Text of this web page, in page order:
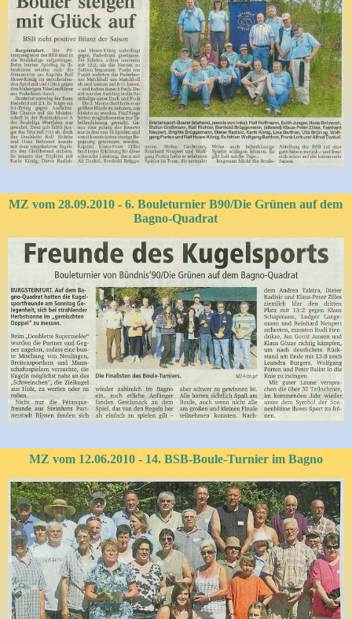
MZ vom 28.09.2010 - 6. Bouleturnier B90/Die Grünen auf dem
Bagno-Quadrat
MZ vom 12.06.2010 - 14. BSB-Boule-Turnier im Bagno